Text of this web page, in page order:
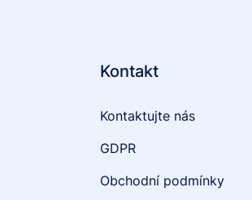
Kontakt
Kontaktujte nás
GDPR
Obchodní podmínky